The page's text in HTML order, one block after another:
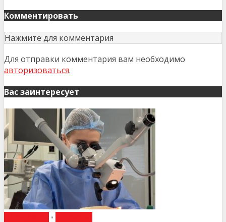
Комментировать
Нажмите для комментария
Для отправки комментария вам необходимо
авторизоваться.
Вас заинтересует
•